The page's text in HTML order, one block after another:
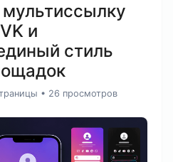
и
стиль
• 26 просмотров